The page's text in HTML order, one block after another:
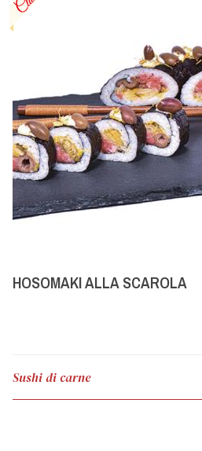
HOSOMAKI ALLA SCAROLA
Sushi di carne